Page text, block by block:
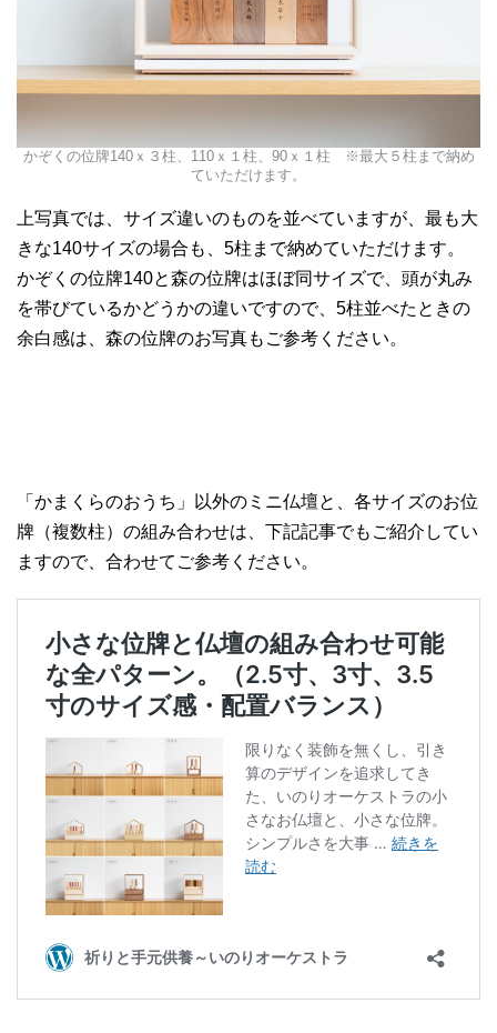
かぞくの位牌140ｘ３柱、110ｘ１柱、90ｘ１柱 ※最大５柱まで納め
ていただけます。
上写真では、サイズ違いのものを並べていますが、最も大
きな140サイズの場合も、5柱まで納めていただけます。
かぞくの位牌140と森の位牌はほぼ同サイズで、頭が丸み
を帯びているかどうかの違いですので、5柱並べたときの
余白感は、森の位牌のお写真もご参考ください。
「かまくらのおうち」以外のミニ仏壇と、各サイズのお位
牌（複数柱）の組み合わせは、下記記事でもご紹介してい
ますので、合わせてご参考ください。